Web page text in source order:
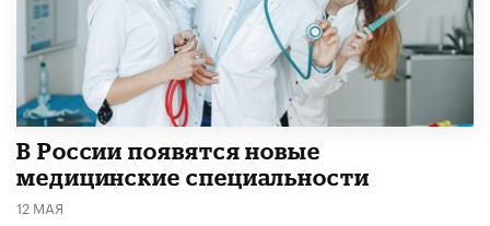
В России появятся новые
медицинские специальности
12 МАЯ